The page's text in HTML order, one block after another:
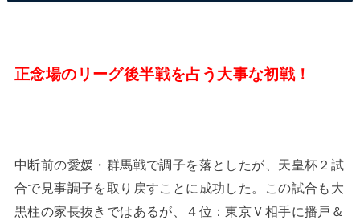
正念場のリーグ後半戦を占う大事な初戦！
中断前の愛媛・群馬戦で調子を落としたが、天皇杯２試
合で見事調子を取り戻すことに成功した。この試合も大
黒柱の家長抜きではあるが、４位：東京Ｖ相手に播戸＆